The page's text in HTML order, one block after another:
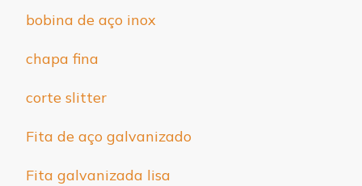
bobina de aço inox
chapa fina
corte slitter
Fita de aço galvanizado
Fita galvanizada lisa